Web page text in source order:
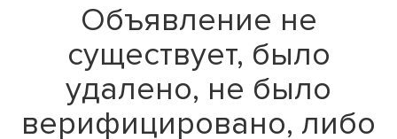
Объявление не
существует, было
удалено, не было
верифицировано, либо